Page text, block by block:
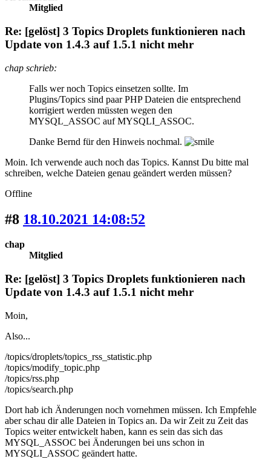
Mitglied
Re: [gelöst] 3 Topics Droplets funktionieren nach
Update von 1.4.3 auf 1.5.1 nicht mehr
chap schrieb:
Falls wer noch Topics einsetzen sollte. Im
Plugins/Topics sind paar PHP Dateien die entsprechend
korrigiert werden müssten wegen den
MYSQL_ASSOC auf MYSQLI_ASSOC.
Danke Bernd für den Hinweis nochmal.
Moin. Ich verwende auch noch das Topics. Kannst Du bitte mal
schreiben, welche Dateien genau geändert werden müssen?
Offline
#8 18.10.2021 14:08:52
chap
Mitglied
Re: [gelöst] 3 Topics Droplets funktionieren nach
Update von 1.4.3 auf 1.5.1 nicht mehr
Moin,
Also...
/topics/droplets/topics_rss_statistic.php
/topics/modify_topic.php
/topics/rss.php
/topics/search.php
Dort hab ich Änderungen noch vornehmen müssen. Ich Empfehle
aber schau dir alle Dateien in Topics an. Da wir Zeit zu Zeit das
Topics weiter entwickelt haben, kann es sein das sich das
MYSQL_ASSOC bei Änderungen bei uns schon in
MYSQLI_ASSOC geändert hatte.